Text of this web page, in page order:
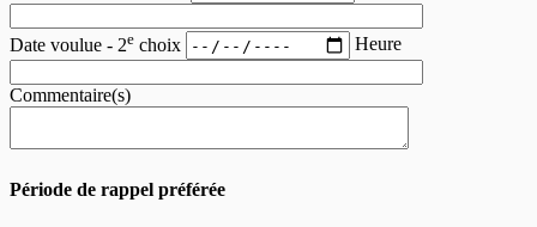
Date voulue - 2e choix Heure
Commentaire(s)
Période de rappel préférée